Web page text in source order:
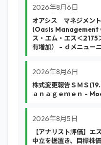
2026年8月6日
オアシス マネジメン
(Oasis Management
ス・エム・エス＜2175
有増加） - ｄメニュー
2026年8月6日
株式変更報告ＳＭＳ
ａｎａｇｅｍｅｎ -
2026年8月5日
【アナリスト評価】エ
中立を据置き、目標株